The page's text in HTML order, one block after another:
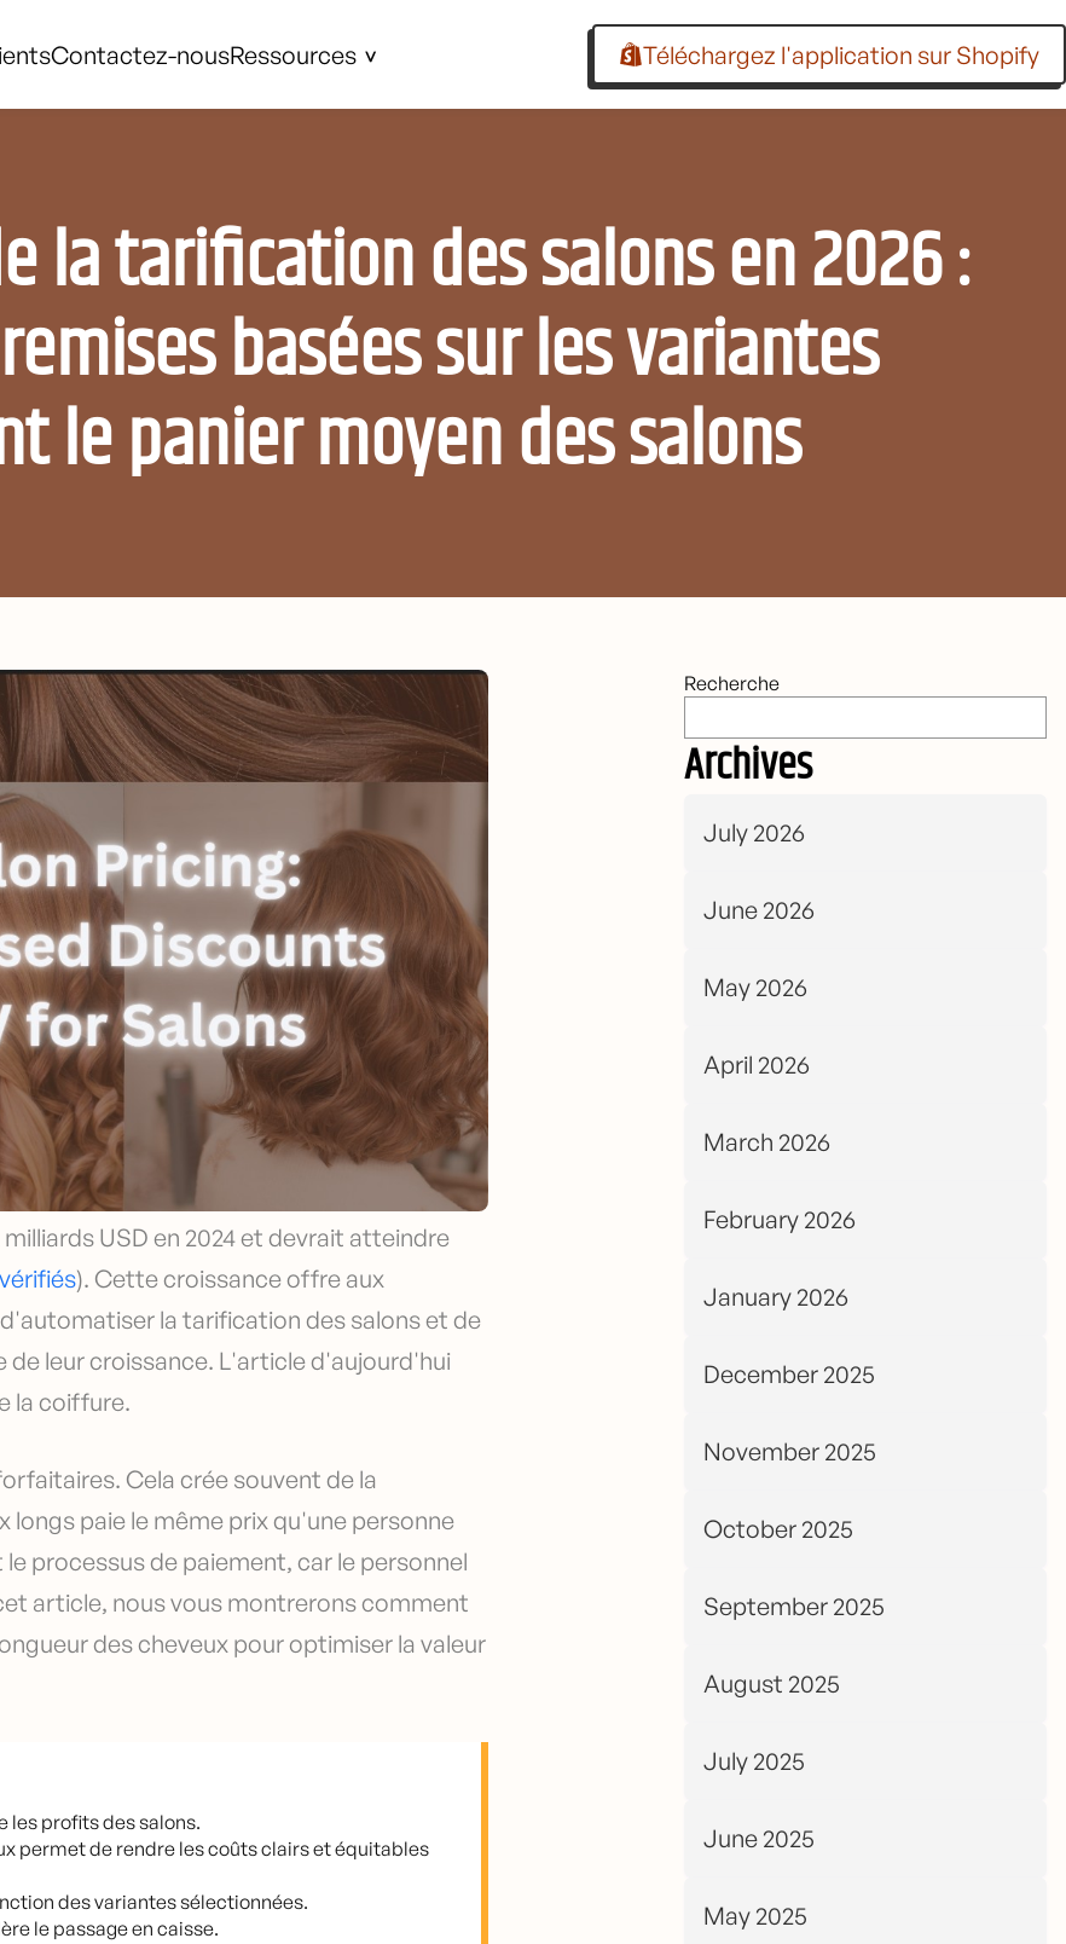
Contactez-nousRessources Téléchargez l'application sur Shopify
la tarification des salons en 2026 :
basées sur les variantes
le panier moyen des salons
Recherche
Archives
July 2026
June 2026
May 2026
April 2026
March 2026
February 2026
January 2026
December 2025
November 2025
October 2025
September 2025
August 2025
July 2025
June 2025
May 2025
USD en 2024 et devrait atteindre
). Cette croissance offre aux
la tarification des salons et de
de leur croissance. L'article d'aujourd'hui
la coiffure.
Cela crée souvent de la
longs paie le même prix qu'une personne
processus de paiement, car le personnel
article, nous vous montrerons comment
des cheveux pour optimiser la valeur
les profits des salons.
permet de rendre les coûts clairs et équitables
des variantes sélectionnées.
le passage en caisse.